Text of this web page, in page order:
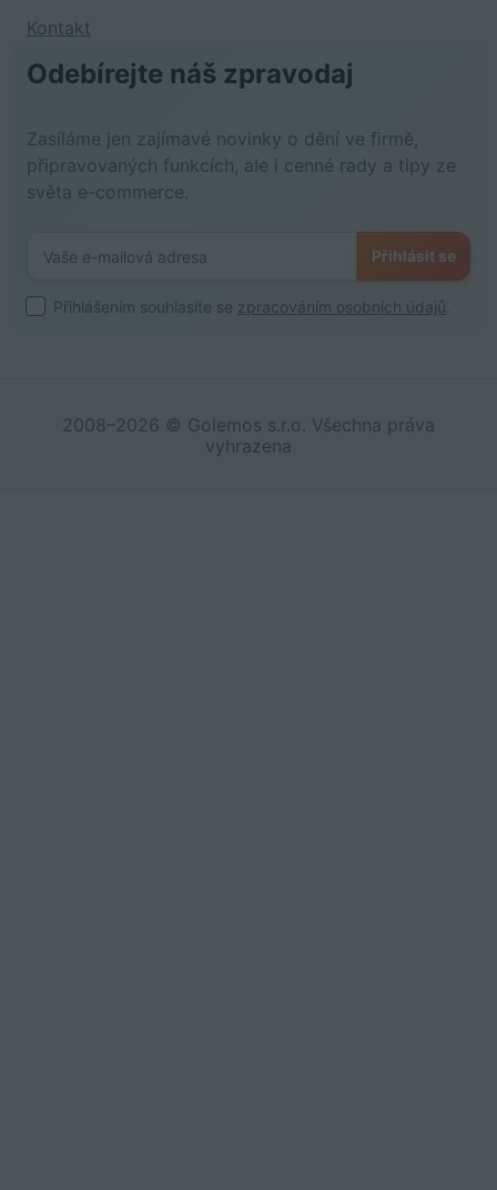
Kontakt
Odebírejte náš zpravodaj
Zasíláme jen zajímavé novinky o dění ve firmě,
připravovaných funkcích, ale i cenné rady a tipy ze
světa e-commerce.
Přihlásit se
Přihlášením souhlasíte se zpracováním osobních údajů
2008–2026 © Golemos s.r.o. Všechna práva
vyhrazena